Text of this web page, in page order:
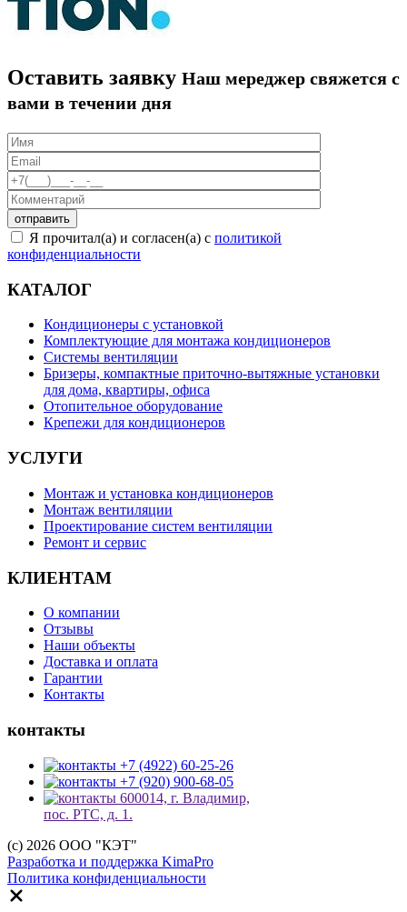
Оставить заявку Наш мереджер свяжется с
вами в течении дня
Я прочитал(а) и согласен(а) с политикой
конфиденциальности
КАТАЛОГ
Кондиционеры с установкой
Комплектующие для монтажа кондиционеров
Системы вентиляции
Бризеры, компактные приточно-вытяжные установки
для дома, квартиры, офиса
Отопительное оборудование
Крепежи для кондиционеров
УСЛУГИ
Монтаж и установка кондиционеров
Монтаж вентиляции
Проектирование систем вентиляции
Ремонт и сервис
КЛИЕНТАМ
О компании
Отзывы
Наши объекты
Доставка и оплата
Гарантии
Контакты
контакты
+7 (4922) 60-25-26
+7 (920) 900-68-05
600014, г. Владимир,
пос. РТС, д. 1.
(c) 2026 ООО "КЭТ"
Разработка и поддержка KimaPro
Политика конфиденциальности